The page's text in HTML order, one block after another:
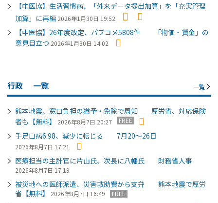
【中医協】生活習慣病、「外来データ提出加算」を「充実管理
加算」に再編 2026年1月30日 19:52
【中医協】26年度改定、パブコメ5808件 「物価・賃金」の
意見目立つ 2026年1月30日 14:02
行政 一覧 一覧
熊本地震、窓口負担の猶予・免除で周知 厚労省、対応保険
者も【無料】
2026年8月7日 20:27 FREE
手足口病6.98、減少に転じる 7月20～26日
2026年8月7日 17:21
医療担当の主計官に片山氏、次長に八幡氏 財務省人事
2026年8月7日 17:19
被災地への医師派遣、災害救助費から支弁 熊本地震で厚労
省【無料】
2026年8月7日 16:49 FREE